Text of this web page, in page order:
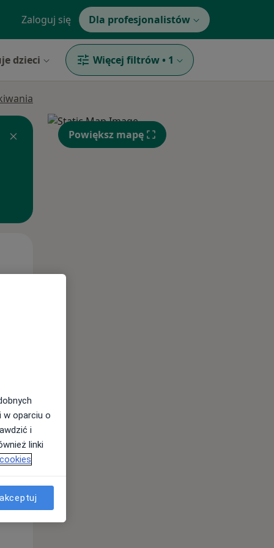
Zaloguj się Dla profesjonalistów
dzieci Więcej filtrów • 1
Wt,
11 Sie
Powiększ mapę
w oparciu o
i
linki